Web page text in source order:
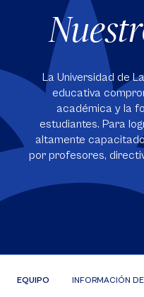
La Universidad de
educativa
académica y la
estudiantes. Para
altamente
por profesores,
EQUIPO INFORMACIÓN